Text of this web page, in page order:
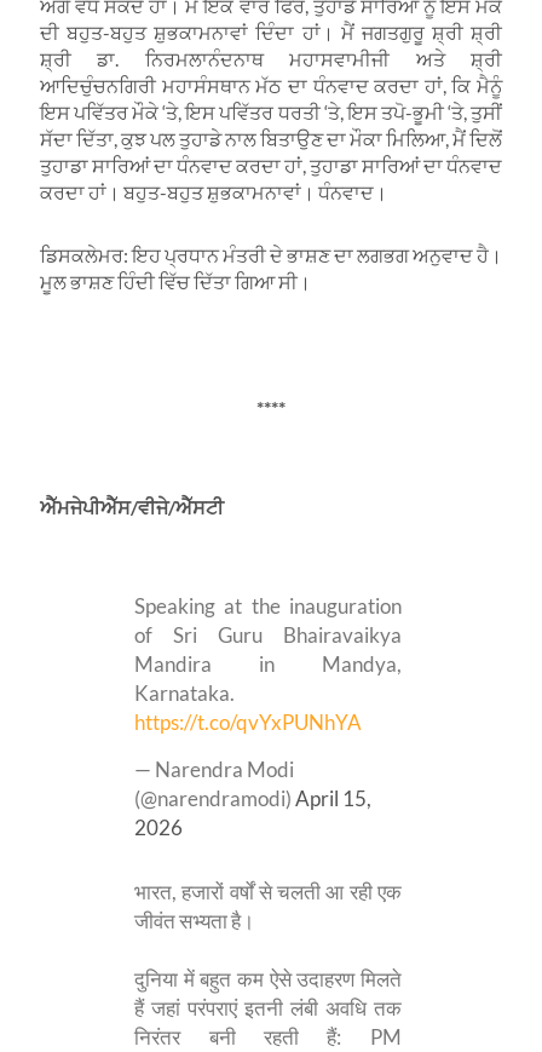
ਅੱਗੇ ਵਧ ਸਕਦੇ ਹਾਂ। ਮੈਂ ਇੱਕ ਵਾਰ ਫਿਰ, ਤੁਹਾਡੇ ਸਾਰਿਆਂ ਨੂੰ ਇਸ ਮੌਕੇ
ਦੀ ਬਹੁਤ-ਬਹੁਤ ਸ਼ੁਭਕਾਮਨਾਵਾਂ ਦਿੰਦਾ ਹਾਂ। ਮੈਂ ਜਗਤਗੁਰੂ ਸ਼੍ਰੀ ਸ਼੍ਰੀ
ਸ਼੍ਰੀ ਡਾ. ਨਿਰਮਲਾਨੰਦਨਾਥ ਮਹਾਸਵਾਮੀਜੀ ਅਤੇ ਸ਼੍ਰੀ
ਆਦਿਚੁੰਚਨਗਿਰੀ ਮਹਾਸੰਸਥਾਨ ਮੱਠ ਦਾ ਧੰਨਵਾਦ ਕਰਦਾ ਹਾਂ, ਕਿ ਮੈਨੂੰ
ਇਸ ਪਵਿੱਤਰ ਮੌਕੇ ‘ਤੇ, ਇਸ ਪਵਿੱਤਰ ਧਰਤੀ ‘ਤੇ, ਇਸ ਤਪੋ-ਭੂਮੀ ‘ਤੇ, ਤੁਸੀਂ
ਸੱਦਾ ਦਿੱਤਾ, ਕੁਝ ਪਲ ਤੁਹਾਡੇ ਨਾਲ ਬਿਤਾਉਣ ਦਾ ਮੌਕਾ ਮਿਲਿਆ, ਮੈਂ ਦਿਲੋਂ
ਤੁਹਾਡਾ ਸਾਰਿਆਂ ਦਾ ਧੰਨਵਾਦ ਕਰਦਾ ਹਾਂ, ਤੁਹਾਡਾ ਸਾਰਿਆਂ ਦਾ ਧੰਨਵਾਦ
ਕਰਦਾ ਹਾਂ। ਬਹੁਤ-ਬਹੁਤ ਸ਼ੁਭਕਾਮਨਾਵਾਂ। ਧੰਨਵਾਦ।
ਡਿਸਕਲੇਮਰ: ਇਹ ਪ੍ਰਧਾਨ ਮੰਤਰੀ ਦੇ ਭਾਸ਼ਣ ਦਾ ਲਗਭਗ ਅਨੁਵਾਦ ਹੈ।
ਮੂਲ ਭਾਸ਼ਣ ਹਿੰਦੀ ਵਿੱਚ ਦਿੱਤਾ ਗਿਆ ਸੀ।
****
ਐੱਮਜੇਪੀਐੱਸ/ਵੀਜੇ/ਐੱਸਟੀ
Speaking at the inauguration
of Sri Guru Bhairavaikya
Mandira in Mandya,
Karnataka.
https://t.co/qvYxPUNhYA
— Narendra Modi
(@narendramodi)April 15,
2026
भारत, हजारों वर्षों से चलती आ रही एक
जीवंत सभ्यता है।
दुनिया में बहुत कम ऐसे उदाहरण मिलते
हैं जहां परंपराएं इतनी लंबी अवधि तक
निरंतर बनी रहती हैं: PM